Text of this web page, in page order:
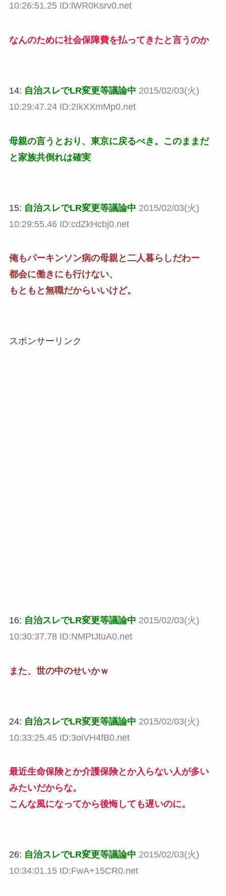
10:26:51.25 ID:lWR0Ksrv0.net
なんのために社会保障費を払ってきたと言うのか
14: 自治スレでLR変更等議論中 2015/02/03(火)
10:29:47.24 ID:2IkXXmMp0.net
母親の言うとおり、東京に戻るべき。このままだ
と家族共倒れは確実
15: 自治スレでLR変更等議論中 2015/02/03(火)
10:29:55.46 ID:cdZkHcbj0.net
俺もパーキンソン病の母親と二人暮らしだわー
都会に働きにも行けない、
もともと無職だからいいけど。
スポンサーリンク
16: 自治スレでLR変更等議論中 2015/02/03(火)
10:30:37.78 ID:NMPtJtuA0.net
また、世の中のせいかｗ
24: 自治スレでLR変更等議論中 2015/02/03(火)
10:33:25.45 ID:3oiVH4fB0.net
最近生命保険とか介護保険とか入らない人が多い
みたいだからな。
こんな風になってから後悔しても遅いのに。
26: 自治スレでLR変更等議論中 2015/02/03(火)
10:34:01.15 ID:FwA+15CR0.net